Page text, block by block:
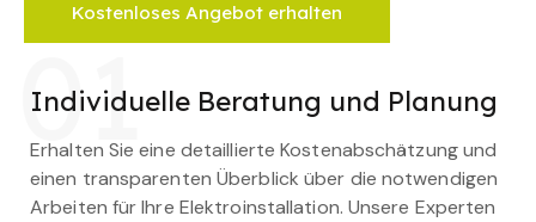
Kostenloses Angebot erhalten
01
Individuelle Beratung und Planung
Erhalten Sie eine detaillierte Kostenabschätzung und
einen transparenten Überblick über die notwendigen
Arbeiten für Ihre Elektroinstallation. Unsere Experten